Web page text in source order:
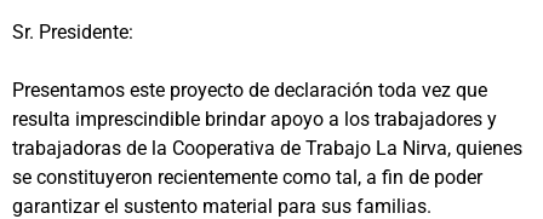
Sr. Presidente:
Presentamos este proyecto de declaración toda vez que
resulta imprescindible brindar apoyo a los trabajadores y
trabajadoras de la Cooperativa de Trabajo La Nirva, quienes
se constituyeron recientemente como tal, a fin de poder
garantizar el sustento material para sus familias.